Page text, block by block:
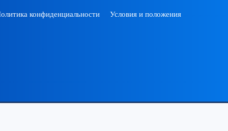
конфиденциальности Условия и положения